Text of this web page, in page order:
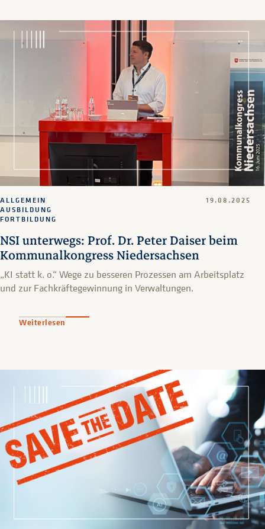
NSI unterwegs: Prof. Dr. Peter Daiser beim
Kommunalkongress Niedersachsen
ALLGEMEIN
AUSBILDUNG
FORTBILDUNG
19.08.2025
„KI statt k. o.“ Wege zu besseren Prozessen am Arbeitsplatz
und zur Fachkräftegewinnung in Verwaltungen.
Weiterlesen